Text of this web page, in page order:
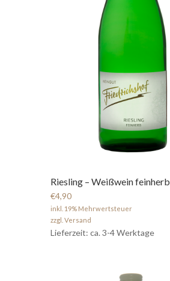
Riesling – Weißwein feinherb
€4,90
inkl. 19% Mehrwertsteuer
zzgl. Versand
Lieferzeit: ca. 3-4 Werktage